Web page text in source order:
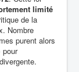
limité
de la
Nombre
purent alors
pour